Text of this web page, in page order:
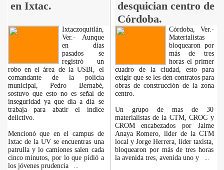
en Ixtac.
desquician centro de
Córdoba.
Ixtaczoquitlán,
Ver.- Aunque
en días
pasados se
registró un
robo en el área de la USBI, el
comandante de la policía
municipal, Pedro Bernabé,
sostuvo que esto no es señal de
inseguridad ya que día a día se
trabaja para abatir el índice
delictivo.
Mencionó que en el campus de
Ixtac de la UV se encuentras una
patrulla y lo camiones salen cada
cinco minutos, por lo que pidió a
los jóvenes prudencia
Córdoba, Ver.-
Materialistas
bloquearon por
más de tres
horas el primer
cuadro de la ciudad, esto para
exigir que se les den contratos para
obras de construcción de la zona
centro.
Un grupo de mas de 30
materialistas de la CTM, CROC y
CROM encabezados por Jaime
Anaya Romero, líder de la CTM
local y Jorge Herrera, líder taxista,
bloquearon por más de tres horas
la avenida tres, avenida uno y